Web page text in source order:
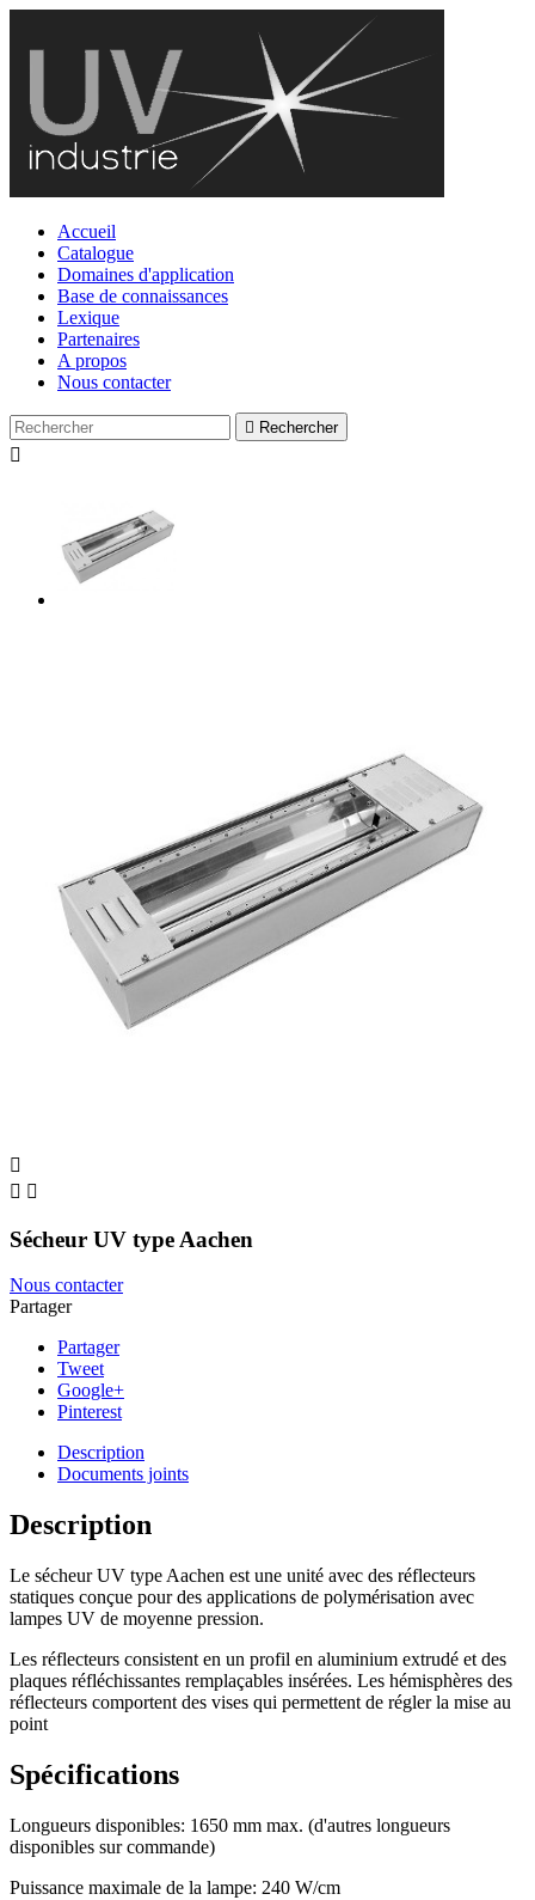
Accueil
Catalogue
Domaines d'application
Base de connaissances
Lexique
Partenaires
A propos
Nous contacter
 Rechercher


 
Sécheur UV type Aachen
Nous contacter
Partager
Partager
Tweet
Google+
Pinterest
Description
Documents joints
Description
Le sécheur UV type Aachen est une unité avec des réflecteurs
statiques conçue pour des applications de polymérisation avec
lampes UV de moyenne pression.
Les réflecteurs consistent en un profil en aluminium extrudé et des
plaques réfléchissantes remplaçables insérées. Les hémisphères des
réflecteurs comportent des vises qui permettent de régler la mise au
point
Spécifications
Longueurs disponibles: 1650 mm max. (d'autres longueurs
disponibles sur commande)
Puissance maximale de la lampe: 240 W/cm